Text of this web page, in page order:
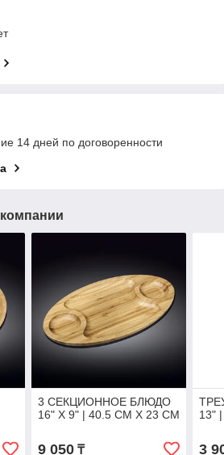
14 дней по договоренности
3 СЕКЦИОННОЕ БЛЮДО
16" X 9" | 40.5 CM X 23 CM
9 050₸
13"
3